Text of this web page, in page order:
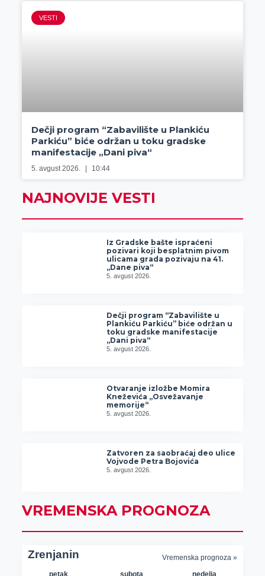
VESTI
Dečji program “Zabavilište u Plankiću
Parkiću” biće održan u toku gradske
manifestacije „Dani piva“
5. avgust 2026. 10:44
NAJNOVIJE VESTI
Iz Gradske bašte ispraćeni
pozivari koji besplatnim pivom
ulicama grada pozivaju na 41.
„Dane piva“
5. avgust 2026.
Dečji program “Zabavilište u
Plankiću Parkiću” biće održan u
toku gradske manifestacije
„Dani piva“
5. avgust 2026.
Otvaranje izložbe Momira
Kneževića „Osvežavanje
memorije“
5. avgust 2026.
Zatvoren za saobraćaj deo ulice
Vojvode Petra Bojovića
5. avgust 2026.
VREMENSKA PROGNOZA